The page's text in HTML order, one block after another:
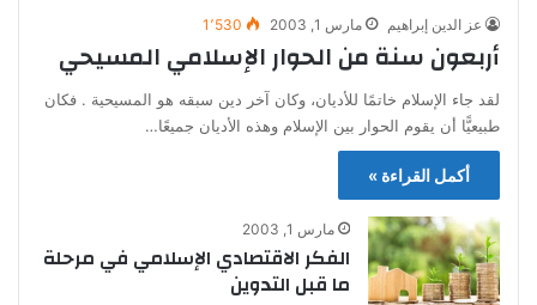
عز الدين إبراهيم مارس 1, 2003 1٬530
أربعون سنة من الحوار الإسلامي المسيحي
لقد جاء الإسلام خاتمًا للأديان، وكان آخر دين سبقه هو المسيحية . فكان
طبيعيًّا أن يقوم الحوار بين الإسلام وهذه الأديان جميعًا…
أكمل القراءة »
مارس 1, 2003
الفكر الاقتصادي الإسلامي في مرحلة
ما قبل التدوين